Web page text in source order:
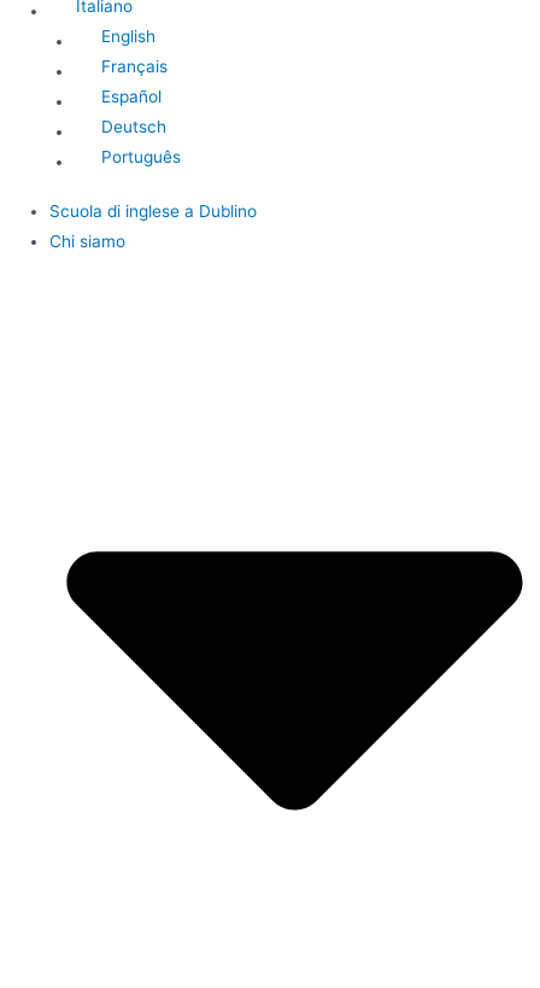
Italiano
English
Français
Español
Deutsch
Português
Scuola di inglese a Dublino
Chi siamo